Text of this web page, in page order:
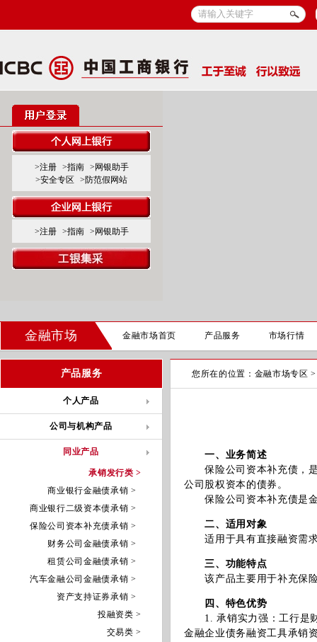
>注册 >指南
>网银助手
>安全专区
>防范假网站
>注册 >指南 >网银助手
金融市场 金融市场首页 产品服务 市场行情
产品服务
个人产品
公司与机构产品
同业产品
承销发行类 >
商业银行金融债承销 >
商业银行二级资本债承销 >
保险公司资本补充债承销 >
财务公司金融债承销 >
租赁公司金融债承销 >
汽车金融公司金融债承销 >
资产支持证券承销 >
投融资类 >
交易类 >
您所在的位置： 金融市场专区
一、业务简述
保险公司资本补充债，是
公司股权资本的债券。
保险公司资本补充债是金
二、适用对象
适用于具有直接融资需求
三、功能特点
该产品主要用于补充保险
四、特色优势
1. 承销实力强：工行是财
金融企业债务融资工具承销